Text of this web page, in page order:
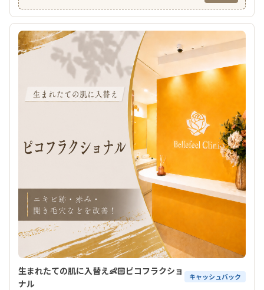
生まれたての肌に入替え👶🏻ピコフラクショ
ナル
キャッシュバック